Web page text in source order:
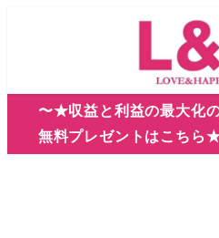
コ
〜★収益と利益の最大化
無料プレゼントはこちら